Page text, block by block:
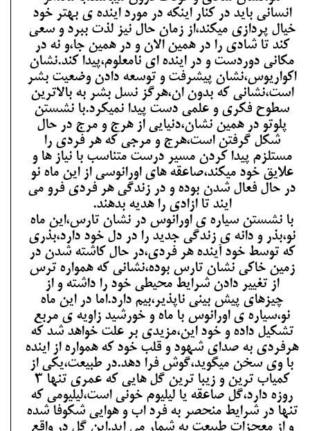
انسانی باید در کنار اینکه در مورد اینده ی بهتر خود
خیال پردازی میکند،از زمان حال نیز لذت ببرد و سعی
کند تا شادی را در همین الان و در همین جا،و نه در
مکانی دوردست و در اینده ای نامعلوم،پیدا کند.نشان
اکواریوس،نشان پیشرفت و توسعه دادن وضعیت بشر
است،نشانی که بدون ان،هرگز نسل بشر به بالاترین
سطوح فکری و علمی دست پیدا نمیکرد.با نشستن
پلوتو در همین نشان،دنیایی از هرج و مرج در حال
شکل گرفتن است،هرج و مرجی که هر فردی را
مستلزم پیدا کردن مسیر درست متناسب با نیاز ها و
علایق خود میکند،صاعقه های اورانوسی از این ماه نو
در حال فعال شدن بوده و در زندگی هر فردی فرو می
ایند تا ازادی را هدیه بدهند.
با نشستن سیاره ی اورانوس در نشان تارس،این ماه
نو،بذر و دانه ی زندگی جدید را در دل خود دارد،بذری
که توسط خود آینده هر فردی،در حال کاشته شدن در
زمین خاکی نشان تارس بوده،نشانی که همواره ترس
از تغییر دادن شرایط محیطی خود را داشته و از
چیزهای پیش بینی ناپذیر،بیم دارد.اما در این ماه
نو،سیاره ی اورانوس با ماه و خورشید زاویه ی مربع
تشکیل داده و خود این،مزیدی بر علت خواهد شد که
هرفردی به صدای شهود و قلب خود که همواره از اینده
با وی سخن میگوید،گوش فرا دهد.در طبیعت،یکی از
کمیاب ترین و زیبا ترین گل هایی که عمری تنها 3
روزه دارد،گل صاعقه یا لیلیوم خونی است،لیلیومی که
تنها در شرایط منحصر به فرد اب و هوایی شکوفا شده
و از معجزات طبیعت به شمار می اید.این گل در واقع